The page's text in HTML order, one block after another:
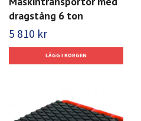
dragstång 6 ton
5 810 kr